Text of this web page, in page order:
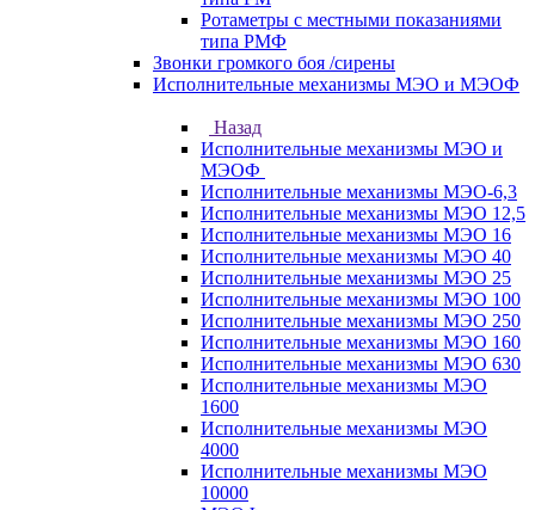
Ротаметры с местными показаниями
типа РМФ
Звонки громкого боя /сирены
Исполнительные механизмы МЭО и МЭОФ
Назад
Исполнительные механизмы МЭО и
МЭОФ
Исполнительные механизмы МЭО-6,3
Исполнительные механизмы МЭО 12,5
Исполнительные механизмы МЭО 16
Исполнительные механизмы МЭО 40
Исполнительные механизмы МЭО 25
Исполнительные механизмы МЭО 100
Исполнительные механизмы МЭО 250
Исполнительные механизмы МЭО 160
Исполнительные механизмы МЭО 630
Исполнительные механизмы МЭО
1600
Исполнительные механизмы МЭО
4000
Исполнительные механизмы МЭО
10000